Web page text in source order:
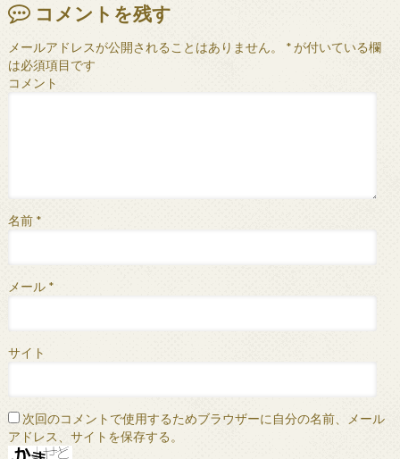
コメントを残す
メールアドレスが公開されることはありません。 *が付いている欄
は必須項目です
コメント
名前 *
メール *
サイト
次回のコメントで使用するためブラウザーに自分の名前、メール
アドレス、サイトを保存する。